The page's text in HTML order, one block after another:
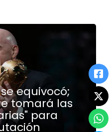
equivocó;
tomará las
para